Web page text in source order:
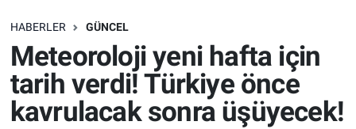
HABERLER GÜNCEL
Meteoroloji yeni hafta için
tarih verdi! Türkiye önce
kavrulacak sonra üşüyecek!
SAĞLIK
EKONOMİ
EĞİTİM